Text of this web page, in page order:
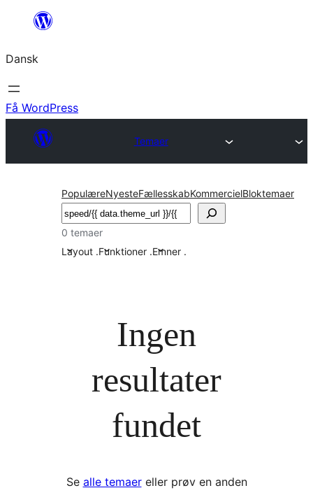
Spring
indhold
Dansk
Få WordPress
Temaer
PopulæreNyesteFællesskabKommercielBloktemaer
Søg
0 temaer
Layout .Funktioner .Emner .
Ingen
resultater
fundet
Se alle temaereller prøv en anden